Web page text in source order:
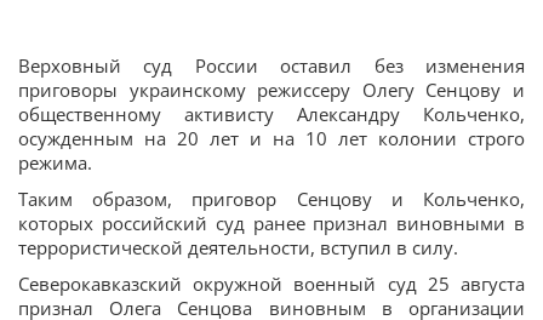
Верховный суд России оставил без изменения
приговоры украинскому режиссеру Олегу Сенцову и
общественному активисту Александру Кольченко,
осужденным на 20 лет и на 10 лет колонии строго
режима.
Таким образом, приговор Сенцову и Кольченко,
которых российский суд ранее признал виновными в
террористической деятельности, вступил в силу.
Северокавказский окружной военный суд 25 августа
признал Олега Сенцова виновным в организации